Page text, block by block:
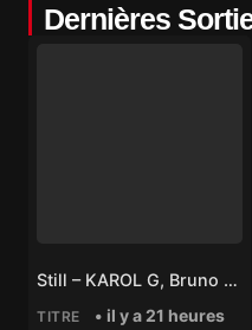
Dernières
Still – KAROL G, Bruno Mars
TITRE • il y a 21 heures